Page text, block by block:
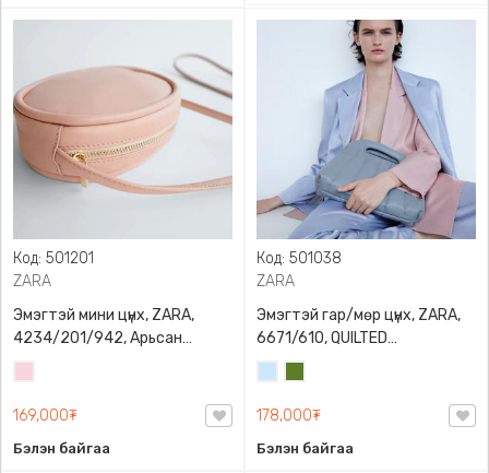
Код: 501201
ZARA
Эмэгтэй мини цүнх, ZARA,
4234/201/942, Арьсан
материалтай, LIMITED EDITION
OVAL LEATHER HANDBAG TRF
169,000₮
Бэлэн байгаа
Код: 501038
ZARA
Эмэгтэй гар/мөр цүнх, ZARA,
6671/610, QUILTED
CROSSBODY BAG WITH HANDLE
178,000₮
Бэлэн байгаа